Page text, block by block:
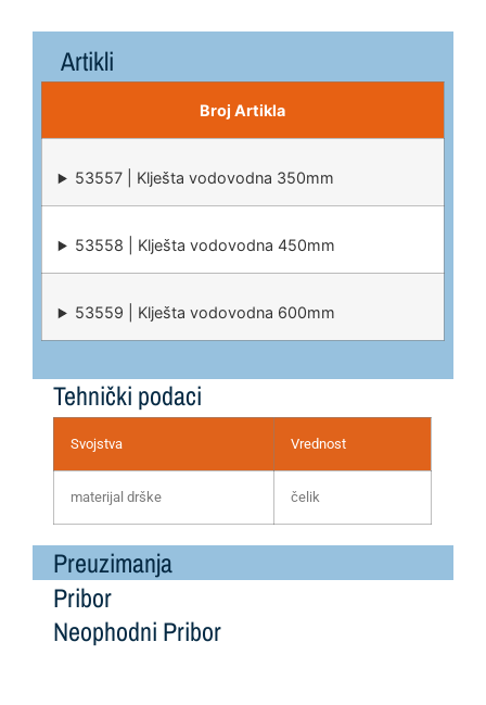
Artikli
Broj Artikla
53557 | Klješta vodovodna 350mm
53558 | Klješta vodovodna 450mm
53559 | Klješta vodovodna 600mm
Tehnički podaci
Svojstva Vrednost
materijal drške čelik
Preuzimanja
Pribor
Neophodni Pribor